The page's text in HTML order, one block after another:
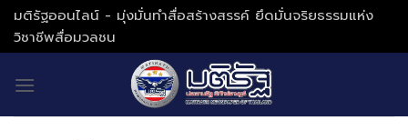
Skip
to
content
มติรัฐออนไลน์ - มุ่งมั่นทำสื่อสร้างสรรค์ ยึดมั่นจริยธรรมแห่ง
วิชาชีพสื่อมวลชน